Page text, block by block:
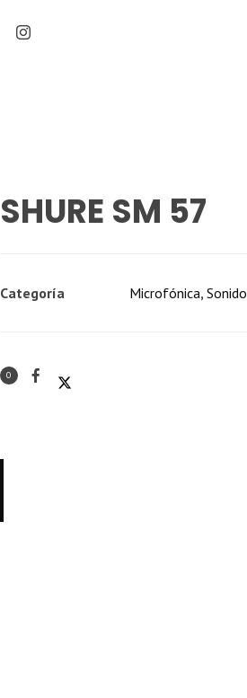
SHURE SM 57
Categoría Microfónica, Sonido
0